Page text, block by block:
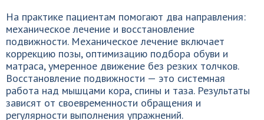
На практике пациентам помогают два направления:
механическое лечение и восстановление
подвижности. Механическое лечение включает
коррекцию позы, оптимизацию подбора обуви и
матраса, умеренное движение без резких толчков.
Восстановление подвижности — это системная
работа над мышцами кора, спины и таза. Результаты
зависят от своевременности обращения и
регулярности выполнения упражнений.